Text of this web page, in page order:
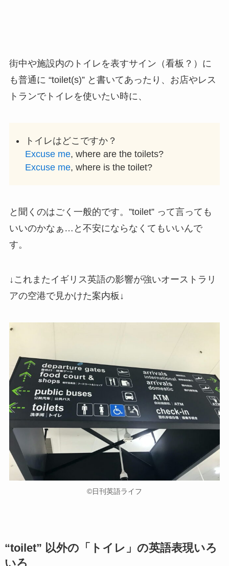
街中や施設内のトイレを表すサイン（看板？）に
も普通に “toilet(s)” と書いてあったり、お店やレス
トランでトイレを使いたい時に、
トイレはどこですか？
Excuse me, where are the toilets?
Excuse me, where is the toilet?
と聞くのはごく一般的です。”toilet” って言っても
いいのかなぁ…と不安にならなくてもいいんで
す。
↓これまたイギリス英語の影響が強いオーストラリ
アの空港で見かけた案内板↓
©️日刊英語ライフ
“toilet” 以外の「トイレ」の英語表現いろ
いろ